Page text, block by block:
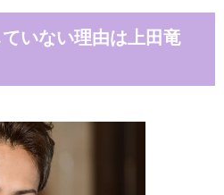
いない理由は上田竜